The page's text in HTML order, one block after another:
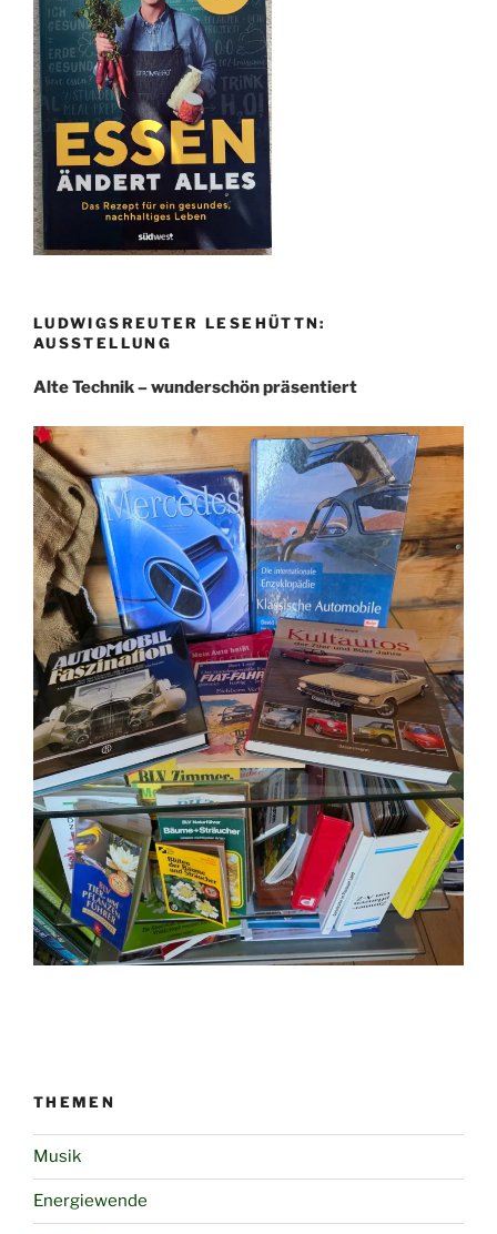
LUDWIGSREUTER LESEHÜTTN:
AUSSTELLUNG
Alte Technik – wunderschön präsentiert
THEMEN
Musik
Energiewende